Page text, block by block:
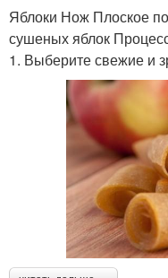
Яблоки Нож Плоское
сушеных яблок
1. Выберите свежие и